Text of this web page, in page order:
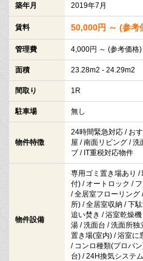
築年月 2019年7月
賃料 50,000円 ～ (参考
管理費 4,000円 ～ (参考価格)
面積 23.28m2 - 24.29m2
間取り 1R
駐車場 無し
物件特徴
24時間緊急対応 / お
屋 / 南面リビング /
ブ / IT重税対応物件
物件設備
専用ゴミ置き場あり /
付) / オートロック /
/ 全居室フローリング
所) / 全居室収納 / 下
追い焚き / 浴室乾燥
湯 / 洗面台 / 洗面所
置き場(室内) / 浴室に
/ コンロ種類(プロパ
台) / 24H換気システ